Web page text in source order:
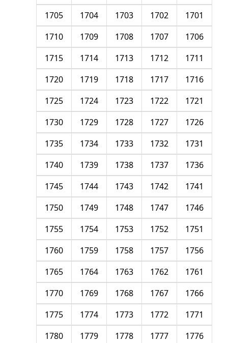
1701
1702
1703
1704
1705
1706
1707
1708
1709
1710
1711
1712
1713
1714
1715
1716
1717
1718
1719
1720
1721
1722
1723
1724
1725
1726
1727
1728
1729
1730
1731
1732
1733
1734
1735
1736
1737
1738
1739
1740
1741
1742
1743
1744
1745
1746
1747
1748
1749
1750
1751
1752
1753
1754
1755
1756
1757
1758
1759
1760
1761
1762
1763
1764
1765
1766
1767
1768
1769
1770
1771
1772
1773
1774
1775
1776
1777
1778
1779
1780